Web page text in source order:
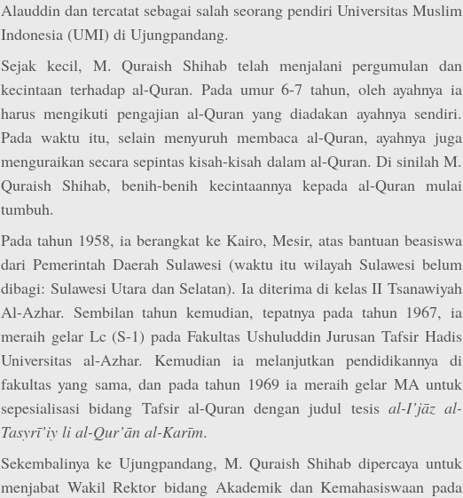
Alauddin dan tercatat sebagai salah seorang pendiri Universitas Muslim
Indonesia (UMI) di Ujungpandang.
Sejak kecil, M. Quraish Shihab telah menjalani pergumulan dan
kecintaan terhadap al-Quran. Pada umur 6-7 tahun, oleh ayahnya ia
harus mengikuti pengajian al-Quran yang diadakan ayahnya sendiri.
Pada waktu itu, selain menyuruh membaca al-Quran, ayahnya juga
menguraikan secara sepintas kisah-kisah dalam al-Quran. Di sinilah M.
Quraish Shihab, benih-benih kecintaannya kepada al-Quran mulai
tumbuh.
Pada tahun 1958, ia berangkat ke Kairo, Mesir, atas bantuan beasiswa
dari Pemerintah Daerah Sulawesi (waktu itu wilayah Sulawesi belum
dibagi: Sulawesi Utara dan Selatan). Ia diterima di kelas II Tsanawiyah
Al-Azhar. Sembilan tahun kemudian, tepatnya pada tahun 1967, ia
meraih gelar Lc (S-1) pada Fakultas Ushuluddin Jurusan Tafsir Hadis
Universitas al-Azhar. Kemudian ia melanjutkan pendidikannya di
fakultas yang sama, dan pada tahun 1969 ia meraih gelar MA untuk
sepesialisasi bidang Tafsir al-Quran dengan judul tesis al-I’jāz al-
Tasyrī’iy li al-Qur’ān al-Karīm.
Sekembalinya ke Ujungpandang, M. Quraish Shihab dipercaya untuk
menjabat Wakil Rektor bidang Akademik dan Kemahasiswaan pada